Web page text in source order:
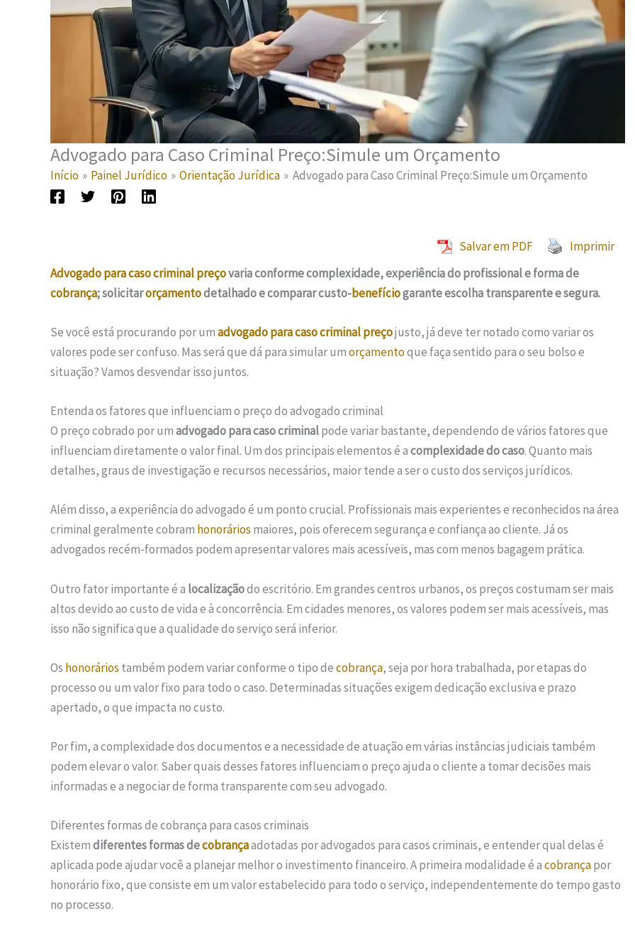
Advogado para Caso Criminal Preço:Simule um Orçamento
Início Painel Jurídico Orientação Jurídica Advogado para Caso Criminal Preço:Simule um Orçamento
Salvar em PDF
Imprimir
Advogado para caso criminal preçovaria conforme complexidade, experiência do profissional e forma de
cobrança; solicitarorçamentodetalhado e comparar custo-benefíciogarante escolha transparente e segura.
Se você está procurando por umadvogado para caso criminal preçojusto, já deve ter notado como variar os
valores pode ser confuso. Mas será que dá para simular umorçamentoque faça sentido para o seu bolso e
situação? Vamos desvendar isso juntos.
Entenda os fatores que influenciam o preço do advogado criminal
O preço cobrado por umadvogado para caso criminalpode variar bastante, dependendo de vários fatores que
influenciam diretamente o valor final. Um dos principais elementos é acomplexidade do caso. Quanto mais
detalhes, graus de investigação e recursos necessários, maior tende a ser o custo dos serviços jurídicos.
Além disso, a experiência do advogado é um ponto crucial. Profissionais mais experientes e reconhecidos na área
criminal geralmente cobram honorários maiores, pois oferecem segurança e confiança ao cliente. Já os
advogados recém-formados podem apresentar valores mais acessíveis, mas com menos bagagem prática.
Outro fator importante é a localizaçãodo escritório. Em grandes centros urbanos, os preços costumam ser mais
altos devido ao custo de vida e à concorrência. Em cidades menores, os valores podem ser mais acessíveis, mas
isso não significa que a qualidade do serviço será inferior.
Os honorários também podem variar conforme o tipo decobrança, seja por hora trabalhada, por etapas do
processo ou um valor fixo para todo o caso. Determinadas situações exigem dedicação exclusiva e prazo
apertado, o que impacta no custo.
Por fim, a complexidade dos documentos e a necessidade de atuação em várias instâncias judiciais também
podem elevar o valor. Saber quais desses fatores influenciam o preço ajuda o cliente a tomar decisões mais
informadas e a negociar de forma transparente com seu advogado.
Diferentes formas de cobrança para casos criminais
Existemdiferentes formas decobrançaadotadas por advogados para casos criminais, e entender qual delas é
aplicada pode ajudar você a planejar melhor o investimento financeiro. A primeira modalidade é acobrançapor
honorário fixo, que consiste em um valor estabelecido para todo o serviço, independentemente do tempo gasto
no processo.